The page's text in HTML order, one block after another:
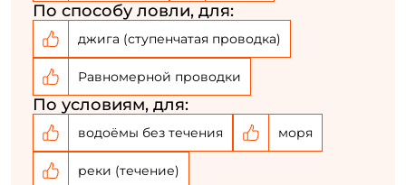
По способу ловли, для:
джига (ступенчатая проводка)
Равномерной проводки
По условиям, для:
водоёмы без течения моря
реки (течение)